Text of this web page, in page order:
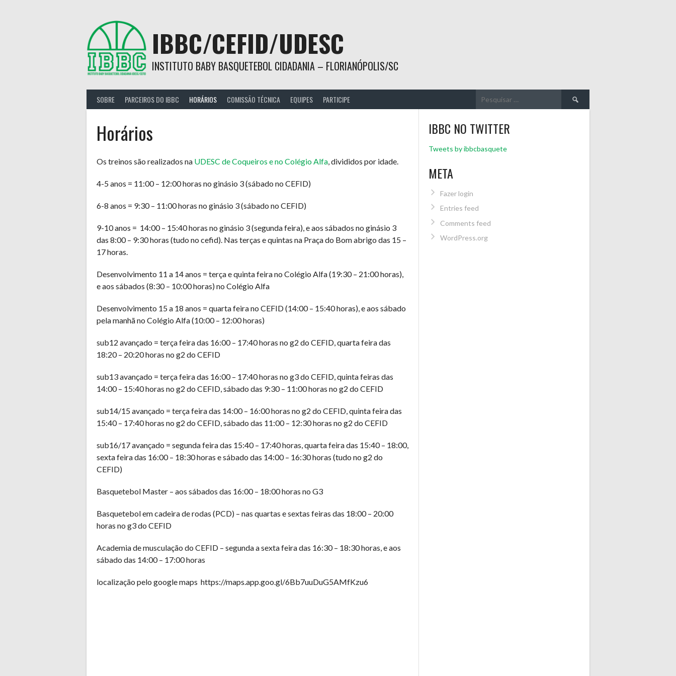
IBBC/CEFID/UDESC
INSTITUTO BABY BASQUETEBOL CIDADANIA – FLORIANÓPOLIS/SC
SOBRE PARCEIROS DO IBBC HORÁRIOS COMISSÃO TÉCNICA EQUIPES PARTICIPE
Pesquisar
por:
Horários
Os treinos são realizados na UDESC de Coqueiros e no Colégio Alfa, divididos por idade.
4-5 anos = 11:00 – 12:00 horas no ginásio 3 (sábado no CEFID)
6-8 anos = 9:30 – 11:00 horas no ginásio 3 (sábado no CEFID)
9-10 anos = 14:00 – 15:40 horas no ginásio 3 (segunda feira), e aos sábados no ginásio 3
das 8:00 – 9:30 horas (tudo no cefid). Nas terças e quintas na Praça do Bom abrigo das 15 –
17 horas.
Desenvolvimento 11 a 14 anos = terça e quinta feira no Colégio Alfa (19:30 – 21:00 horas),
e aos sábados (8:30 – 10:00 horas) no Colégio Alfa
Desenvolvimento 15 a 18 anos = quarta feira no CEFID (14:00 – 15:40 horas), e aos sábado
pela manhã no Colégio Alfa (10:00 – 12:00 horas)
sub12 avançado = terça feira das 16:00 – 17:40 horas no g2 do CEFID, quarta feira das
18:20 – 20:20 horas no g2 do CEFID
sub13 avançado = terça feira das 16:00 – 17:40 horas no g3 do CEFID, quinta feiras das
14:00 – 15:40 horas no g2 do CEFID, sábado das 9:30 – 11:00 horas no g2 do CEFID
sub14/15 avançado = terça feira das 14:00 – 16:00 horas no g2 do CEFID, quinta feira das
15:40 – 17:40 horas no g2 do CEFID, sábado das 11:00 – 12:30 horas no g2 do CEFID
sub16/17 avançado = segunda feira das 15:40 – 17:40 horas, quarta feira das 15:40 – 18:00,
sexta feira das 16:00 – 18:30 horas e sábado das 14:00 – 16:30 horas (tudo no g2 do
CEFID)
Basquetebol Master – aos sábados das 16:00 – 18:00 horas no G3
Basquetebol em cadeira de rodas (PCD) – nas quartas e sextas feiras das 18:00 – 20:00
horas no g3 do CEFID
Academia de musculação do CEFID – segunda a sexta feira das 16:30 – 18:30 horas, e aos
sábado das 14:00 – 17:00 horas
localização pelo google maps https://maps.app.goo.gl/6Bb7uuDuG5AMfKzu6
IBBC NO TWITTER
Tweets by ibbcbasquete
META
Fazer login
Entries feed
Comments feed
WordPress.org